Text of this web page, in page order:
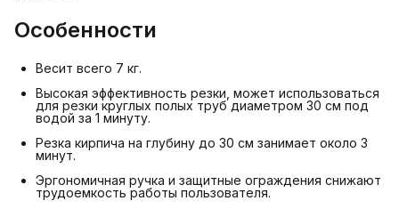
Особенности
Весит всего 7 кг.
Высокая эффективность резки, может использоваться
для резки круглых полых труб диаметром 30 см под
водой за 1 минуту.
Резка кирпича на глубину до 30 см занимает около 3
минут.
Эргономичная ручка и защитные ограждения снижают
трудоемкость работы пользователя.